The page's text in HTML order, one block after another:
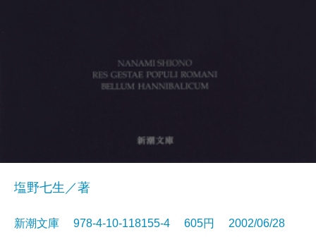
塩野七生／著
新潮文庫 978-4-10-118155-4 605円 2002/06/28